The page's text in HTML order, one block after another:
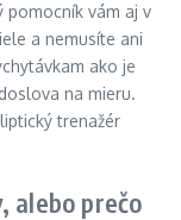
pomocník vám aj v
a nemusíte ani
ako je
na mieru.
trenažér
alebo prečo